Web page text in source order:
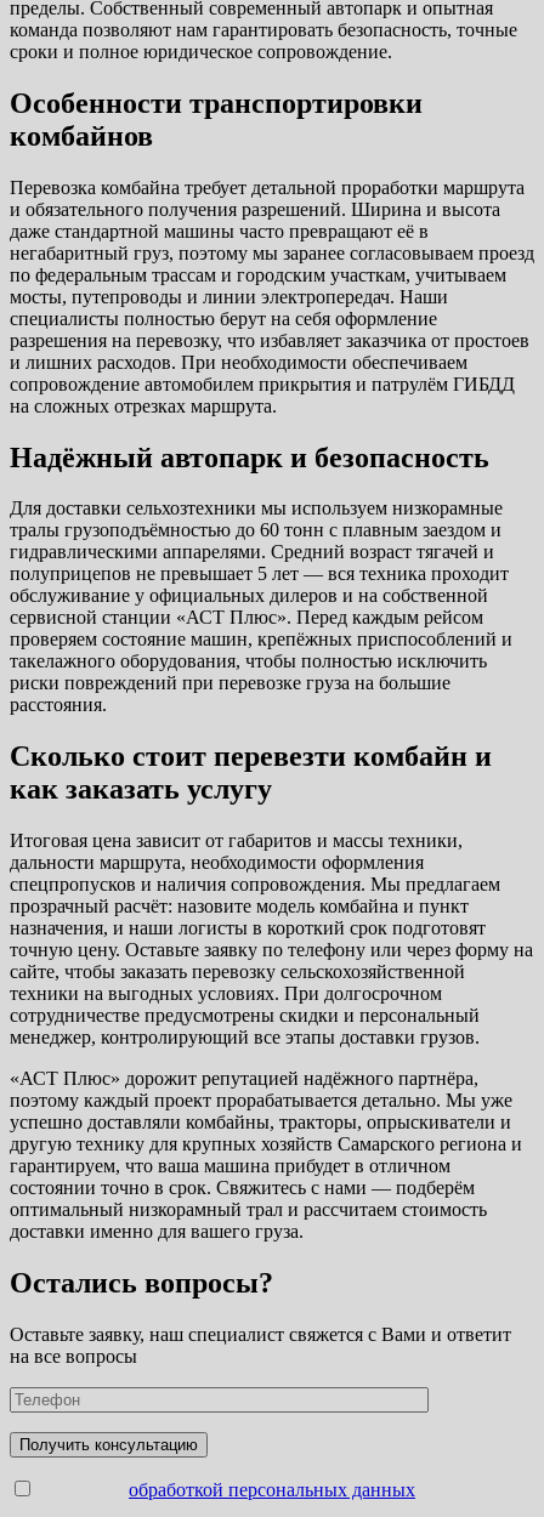
пределы. Собственный современный автопарк и опытная
команда позволяют нам гарантировать безопасность, точные
сроки и полное юридическое сопровождение.
Особенности транспортировки
комбайнов
Перевозка комбайна требует детальной проработки маршрута
и обязательного получения разрешений. Ширина и высота
даже стандартной машины часто превращают её в
негабаритный груз, поэтому мы заранее согласовываем проезд
по федеральным трассам и городским участкам, учитываем
мосты, путепроводы и линии электропередач. Наши
специалисты полностью берут на себя оформление
разрешения на перевозку, что избавляет заказчика от простоев
и лишних расходов. При необходимости обеспечиваем
сопровождение автомобилем прикрытия и патрулём ГИБДД
на сложных отрезках маршрута.
Надёжный автопарк и безопасность
Для доставки сельхозтехники мы используем низкорамные
тралы грузоподъёмностью до 60 тонн с плавным заездом и
гидравлическими аппарелями. Средний возраст тягачей и
полуприцепов не превышает 5 лет — вся техника проходит
обслуживание у официальных дилеров и на собственной
сервисной станции «АСТ Плюс». Перед каждым рейсом
проверяем состояние машин, крепёжных приспособлений и
такелажного оборудования, чтобы полностью исключить
риски повреждений при перевозке груза на большие
расстояния.
Сколько стоит перевезти комбайн и
как заказать услугу
Итоговая цена зависит от габаритов и массы техники,
дальности маршрута, необходимости оформления
спецпропусков и наличия сопровождения. Мы предлагаем
прозрачный расчёт: назовите модель комбайна и пункт
назначения, и наши логисты в короткий срок подготовят
точную цену. Оставьте заявку по телефону или через форму на
сайте, чтобы заказать перевозку сельскохозяйственной
техники на выгодных условиях. При долгосрочном
сотрудничестве предусмотрены скидки и персональный
менеджер, контролирующий все этапы доставки грузов.
«АСТ Плюс» дорожит репутацией надёжного партнёра,
поэтому каждый проект прорабатывается детально. Мы уже
успешно доставляли комбайны, тракторы, опрыскиватели и
другую технику для крупных хозяйств Самарского региона и
гарантируем, что ваша машина прибудет в отличном
состоянии точно в срок. Свяжитесь с нами — подберём
оптимальный низкорамный трал и рассчитаем стоимость
доставки именно для вашего груза.
Остались вопросы?
Оставьте заявку, наш специалист свяжется с Вами и ответит
на все вопросы
обработкой персональных данных